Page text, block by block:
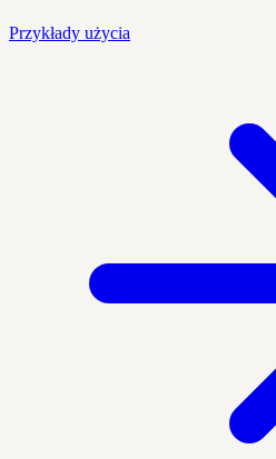
Przykłady użycia